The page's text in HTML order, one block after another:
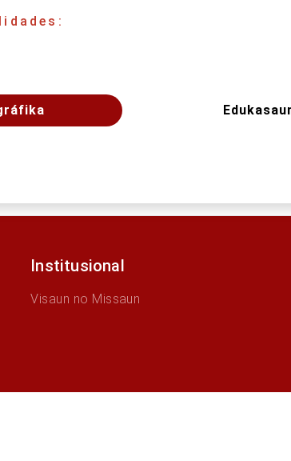
Institusional
Visaun no Missaun